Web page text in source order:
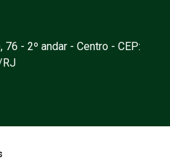
- 2º andar - Centro - CEP:
RJ